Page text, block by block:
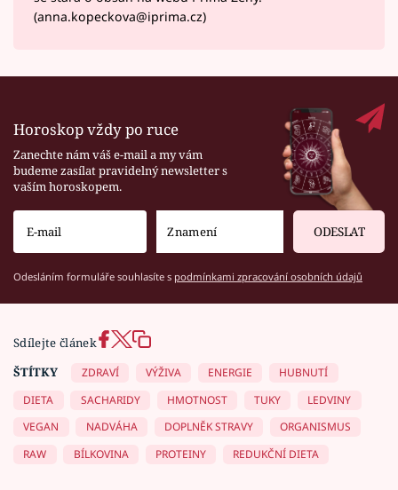
(anna.kopeckova@iprima.cz)
Horoskop vždy po ruce
Zanechte nám váš e-mail a my vám
budeme zasílat pravidelný newsletter s
vaším horoskopem.
ODESLAT
Odesláním formuláře souhlasíte s podmínkami zpracování osobních údajů
Sdílejte článek
ŠTÍTKY
ZDRAVÍ VÝŽIVA ENERGIE
HUBNUTÍ
DIETA
SACHARIDY HMOTNOST TUKY
LEDVINY
VEGAN
NADVÁHA DOPLNĚK STRAVY
ORGANISMUS
RAW
BÍLKOVINA PROTEINY REDUKČNÍ DIETA